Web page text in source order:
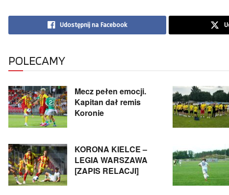
Udostępnij na Facebook
POLECAMY
Mecz pełen emocji.
Kapitan dał remis
Koronie
KORONA KIELCE –
LEGIA WARSZAWA
[ZAPIS RELACJI]